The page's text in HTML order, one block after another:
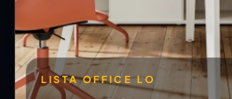
LISTA OFFICE LO